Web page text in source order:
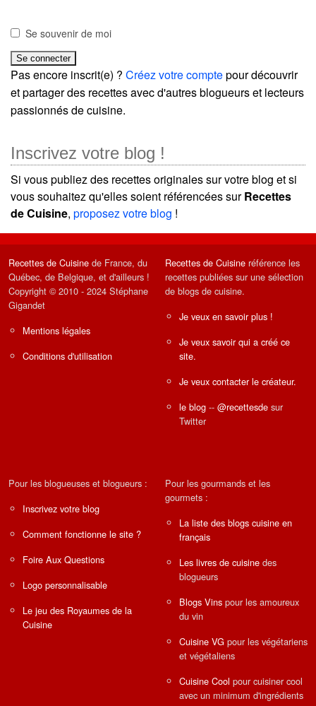
Se souvenir de moi
Pas encore inscrit(e) ? Créez votre comptepour découvrir
et partager des recettes avec d'autres blogueurs et lecteurs
passionnés de cuisine.
Inscrivez votre blog !
Si vous publiez des recettes originales sur votre blog et si
vous souhaitez qu'elles soient référencées surRecettes
de Cuisine, proposez votre blog !
Recettes de Cuisine de France, du
Québec, de Belgique, et d'ailleurs !
Copyright © 2010 - 2024 Stéphane
Gigandet
Mentions légales
Conditions d'utilisation
Recettes de Cuisine référence les
recettes publiées sur une sélection
de blogs de cuisine.
Je veux en savoir plus !
Je veux savoir qui a créé ce
site.
Je veux contacter le créateur.
le blog -- @recettesde sur
Twitter
Pour les blogueuses et blogueurs :
Inscrivez votre blog
Comment fonctionne le site ?
Foire Aux Questions
Logo personnalisable
Le jeu des Royaumes de la
Cuisine
Pour les gourmands et les
gourmets :
La liste des blogs cuisine en
français
Les livres de cuisine des
blogueurs
Blogs Vins pour les amoureux
du vin
Cuisine VG pour les végétariens
et végétaliens
Cuisine Cool pour cuisiner cool
avec un minimum d'ingrédients